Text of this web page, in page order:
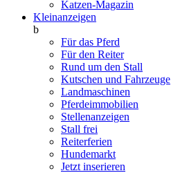
Katzen-Magazin
Kleinanzeigen
b
Für das Pferd
Für den Reiter
Rund um den Stall
Kutschen und Fahrzeuge
Landmaschinen
Pferdeimmobilien
Stellenanzeigen
Stall frei
Reiterferien
Hundemarkt
Jetzt inserieren